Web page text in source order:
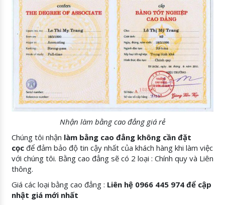
Nhận làm bằng cao đẳng giá rẻ
Chúng tôi nhận làm bằng cao đẳng không cần đặt
cọc để đảm bảo độ tin cậy nhất của khách hàng khi làm việc
với chúng tôi. Bằng cao đẳng sẽ có 2 loại : Chính quy và Liên
thông.
Giá các loại bằng cao đẳng : Liên hệ 0966 445 974 để cập
nhật giá mới nhất